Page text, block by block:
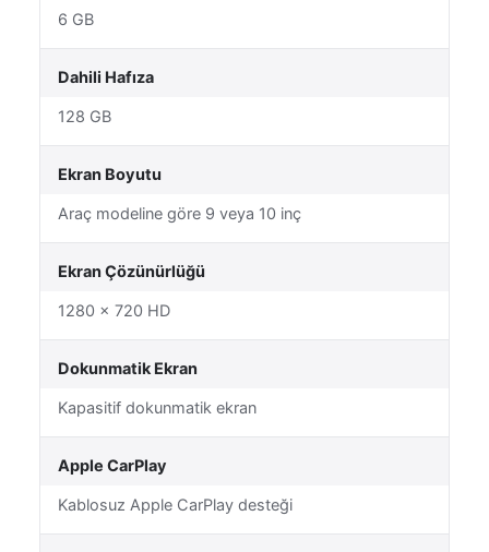
6 GB
Dahili Hafıza
128 GB
Ekran Boyutu
Araç modeline göre 9 veya 10 inç
Ekran Çözünürlüğü
1280 × 720 HD
Dokunmatik Ekran
Kapasitif dokunmatik ekran
Apple CarPlay
Kablosuz Apple CarPlay desteği